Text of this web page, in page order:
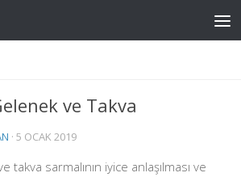
ve Takva
· 5 OCAK 2019
takva sarmalının iyice anlaşılması ve